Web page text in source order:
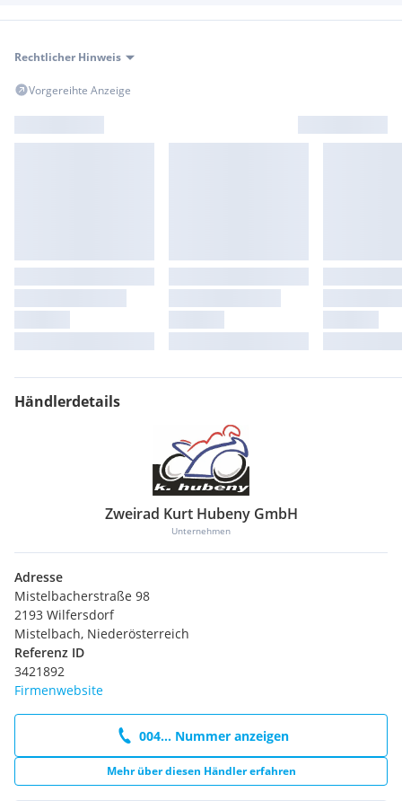
Rechtlicher Hinweis
Vorgereihte Anzeige
Händlerdetails
Zweirad Kurt Hubeny GmbH
Unternehmen
Adresse
Mistelbacherstraße 98
2193 Wilfersdorf
Mistelbach, Niederösterreich
Referenz ID
3421892
Firmenwebsite
004... Nummer anzeigen
Mehr über diesen Händler erfahren